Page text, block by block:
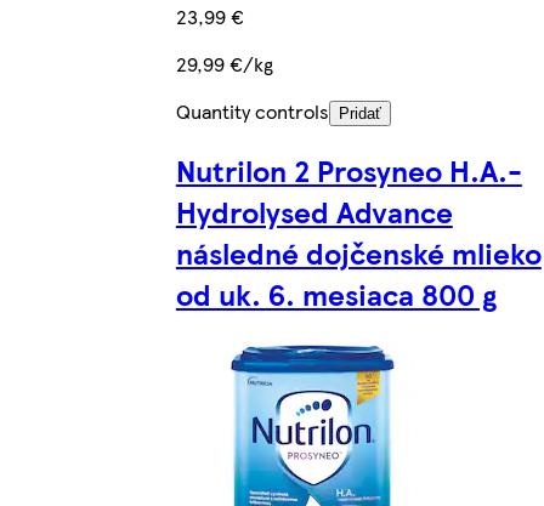
23,99 €
29,99 €/kg
Quantity controls
Pridať
Nutrilon 2 Prosyneo H.A.-
Hydrolysed Advance
následné dojčenské mlieko
od uk. 6. mesiaca 800 g